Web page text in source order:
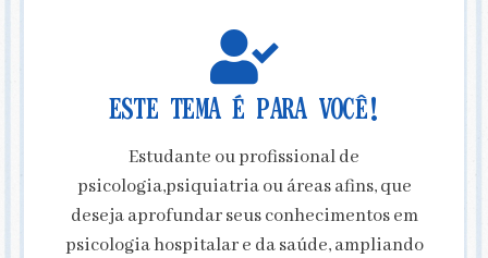
ESTE TEMA É PARA VOCÊ!
Estudante ou profissional de
psicologia,psiquiatria ou áreas afins, que
deseja aprofundar seus conhecimentos em
psicologia hospitalar e da saúde, ampliando